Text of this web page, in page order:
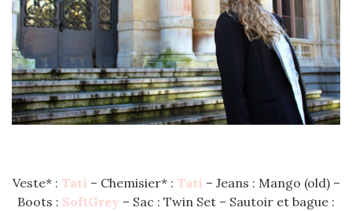
Veste* : Tati – Chemisier* : Tati – Jeans : Mango (old) –
Boots : SoftGrey – Sac : Twin Set – Sautoir et bague :